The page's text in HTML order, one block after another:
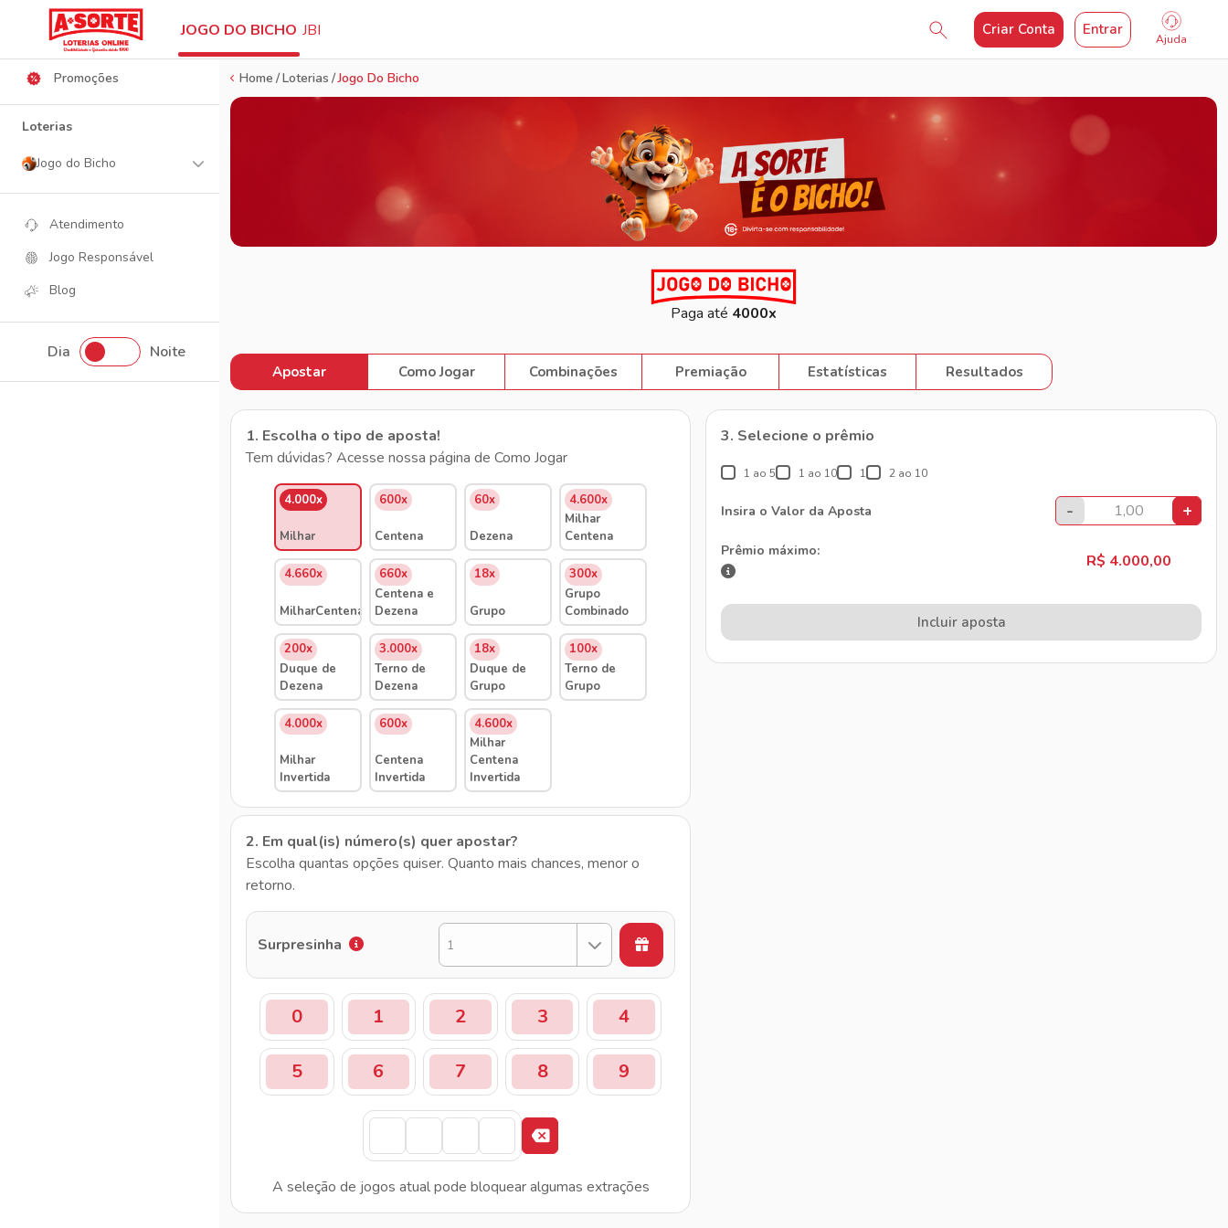
JOGO DO BICHO JBI Criar Conta Entrar
Ajuda
Home Loterias Jogo Do Bicho
Paga até 4000x
Apostar Como Jogar Combinações Premiação Estatísticas Resultados
1. Escolha o tipo de aposta!
Tem dúvidas? Acesse nossa página de Como Jogar
4.000x
Milhar
600x
Centena
60x
Dezena
4.600x
Milhar
Centena
4.660x
MilharCentenaDezena
660x
Centena e
Dezena
18x
Grupo
300x
Grupo
Combinado
200x
Duque de
Dezena
3.000x
Terno de
Dezena
18x
Duque de
Grupo
100x
Terno de
Grupo
4.000x
Milhar
Invertida
600x
Centena
Invertida
4.600x
Milhar
Centena
Invertida
2. Em qual(is) número(s) quer apostar?
Escolha quantas opções quiser. Quanto mais chances, menor o
retorno.
Surpresinha 1
0 1 2 3 4
5 6 7 8 9
A seleção de jogos atual pode bloquear algumas extrações
3. Selecione o prêmio
1 ao 5 1 ao 10 1 2 ao 10
Insira o Valor da Aposta - +
Prêmio máximo:
R$ 4.000,00
Incluir aposta
Promoções
Loterias
Jogo do Bicho
Atendimento
Jogo Responsável
Blog
Dia Noite